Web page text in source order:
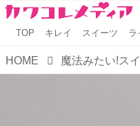
TOP キレイ スイーツ ラ
HOME